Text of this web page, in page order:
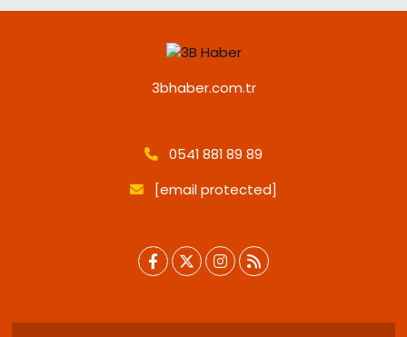
3bhaber.com.tr
0541 881 89 89
[email protected]